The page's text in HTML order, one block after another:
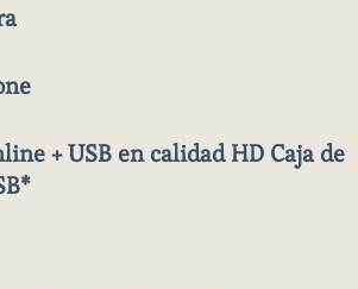
+ USB en calidad HD Caja de